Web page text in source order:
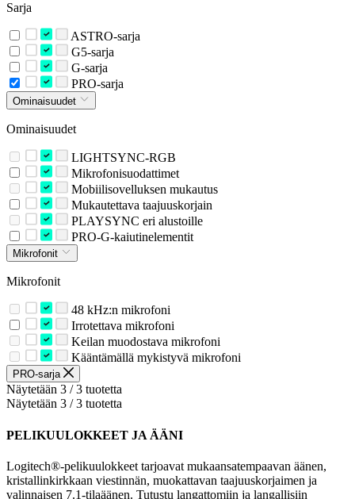
Sarja
ASTRO-sarja
G5-sarja
G-sarja
PRO-sarja
Ominaisuudet
Ominaisuudet
LIGHTSYNC-RGB
Mikrofonisuodattimet
Mobiilisovelluksen mukautus
Mukautettava taajuuskorjain
PLAYSYNC eri alustoille
PRO-G-kaiutinelementit
Mikrofonit
Mikrofonit
48 kHz:n mikrofoni
Irrotettava mikrofoni
Keilan muodostava mikrofoni
Kääntämällä mykistyvä mikrofoni
PRO-sarja
Näytetään 3 / 3 tuotetta
Näytetään 3 / 3 tuotetta
PELIKUULOKKEET JA ÄÄNI
Logitech®-pelikuulokkeet tarjoavat mukaansatempaavan äänen,
kristallinkirkkaan viestinnän, muokattavan taajuuskorjaimen ja
valinnaisen 7.1-tilaäänen. Tutustu langattomiin ja langallisiin